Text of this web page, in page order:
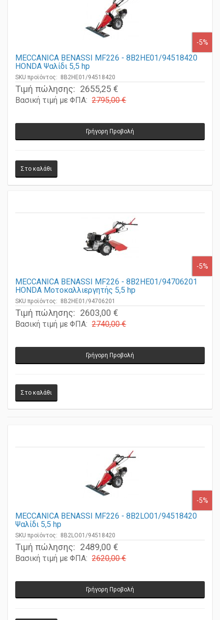
MECCANICA BENASSI MF226 - 8B2HE01/94518420
HONDA Ψαλίδι 5,5 hp
SKU προϊόντος: 8B2HE01/94518420
Τιμή πώλησης: 2655,25 €
Βασική τιμή με ΦΠΑ: 2795,00 €
MECCANICA BENASSI MF226 - 8B2HE01/94706201
HONDA Μοτοκαλλιεργητής 5,5 hp
SKU προϊόντος: 8B2HE01/94706201
Τιμή πώλησης: 2603,00 €
Βασική τιμή με ΦΠΑ: 2740,00 €
MECCANICA BENASSI MF226 - 8B2LO01/94518420
Ψαλίδι 5,5 hp
SKU προϊόντος: 8B2LO01/94518420
Τιμή πώλησης: 2489,00 €
Βασική τιμή με ΦΠΑ: 2620,00 €